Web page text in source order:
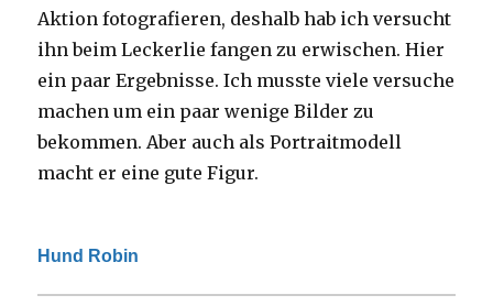
Aktion fotografieren, deshalb hab ich versucht
ihn beim Leckerlie fangen zu erwischen. Hier
ein paar Ergebnisse. Ich musste viele versuche
machen um ein paar wenige Bilder zu
bekommen. Aber auch als Portraitmodell
macht er eine gute Figur.
Hund Robin